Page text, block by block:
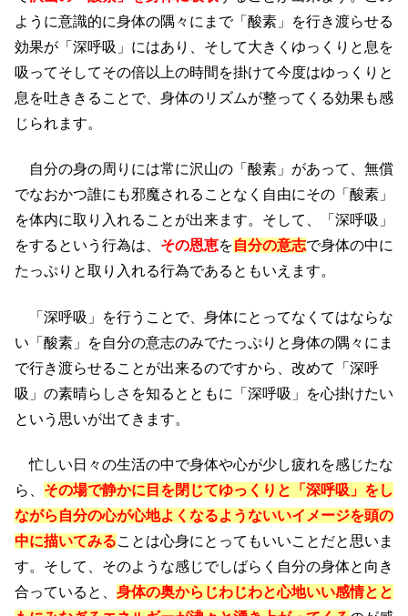
ように意識的に身体の隅々にまで「酸素」を行き渡らせる
効果が「深呼吸」にはあり、そして大きくゆっくりと息を
吸ってそしてその倍以上の時間を掛けて今度はゆっくりと
息を吐ききることで、身体のリズムが整ってくる効果も感
じられます。
自分の身の周りには常に沢山の「酸素」があって、無償
でなおかつ誰にも邪魔されることなく自由にその「酸素」
を体内に取り入れることが出来ます。そして、「深呼吸」
をするという行為は、 その恩恵を自分の意志で身体の中に
たっぷりと取り入れる行為であるともいえます。
「深呼吸」を行うことで、身体にとってなくてはならな
い「酸素」を自分の意志のみでたっぷりと身体の隅々にま
で行き渡らせることが出来るのですから、改めて「深呼
吸」の素晴らしさを知るとともに「深呼吸」を心掛けたい
という思いが出てきます。
忙しい日々の生活の中で身体や心が少し疲れを感じたな
ら、 その場で静かに目を閉じてゆっくりと「深呼吸」をし
ながら自分の心が心地よくなるようないいイメージを頭の
中に描いてみることは心身にとってもいいことだと思いま
す。そして、そのような感じでしばらく自分の身体と向き
合っていると、 身体の奥からじわじわと心地いい感情とと